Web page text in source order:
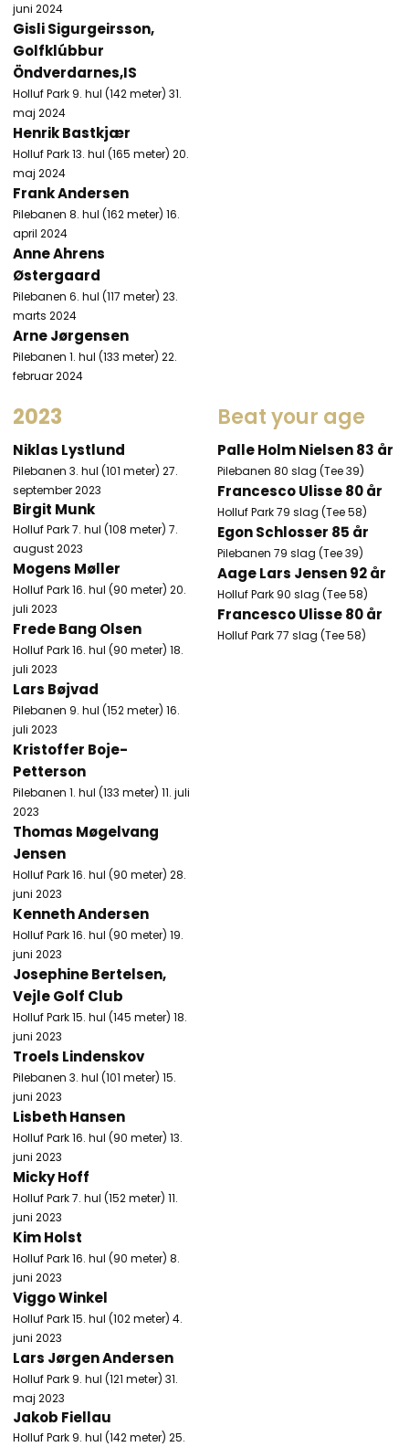
juni 2024
Gisli Sigurgeirsson,
Golfklúbbur
Öndverdarnes,IS
Holluf Park 9. hul (142 meter) 31.
maj 2024
Henrik Bastkjær
Holluf Park 13. hul (165 meter) 20.
maj 2024
Frank Andersen
Pilebanen 8. hul (162 meter) 16.
april 2024​
Anne Ahrens
Østergaard
Pilebanen 6. hul (117 meter) 23.
marts 2024
Arne Jørgensen
Pilebanen 1. hul (133 meter) 22.
februar 2024
​2023
Niklas Lystlund
Pilebanen 3. hul (101 meter) 27.
september 2023
Birgit Munk
Holluf Park 7. hul (108 meter) 7.
august 2023
Mogens Møller
Holluf Park 16. hul (90 meter) 20.
juli 2023
Frede Bang Olsen
Holluf Park 16. hul (90 meter) 18.
juli 2023
Lars Bøjvad
Pilebanen 9. hul (152 meter) 16.
juli 2023​
Kristoffer Boje-
Petterson
Pilebanen 1. hul (133 meter) 11. juli
2023​
Thomas Møgelvang
Jensen
Holluf Park 16. hul (90 meter) 28.
juni 2023​
Kenneth Andersen
Holluf Park 16. hul (90 meter) 19.
juni 2023​
Josephine Bertelsen,
Vejle Golf Club
Holluf Park 15. hul (145 meter) 18.
juni 2023
Troels Lindenskov
Pilebanen 3. hul (101 meter) 15.
juni 2023
Lisbeth Hansen
Holluf Park 16. hul (90 meter) 13.
juni 2023
Micky Hoff
Holluf Park 7. hul (152 meter) 11.
juni 2023
Kim Holst
Holluf Park 16. hul (90 meter) 8.
juni 2023​
Viggo Winkel
Holluf Park 15. hul (102 meter) 4.
juni 2023​
Lars Jørgen Andersen
Holluf Park 9. hul (121 meter) 31.
maj 2023
Jakob Fiellau
Holluf Park 9. hul (142 meter) 25.
Beat your age​
Palle Holm Nielsen 83 år
Pilebanen 80 slag (Tee 39)​
Francesco Ulisse 80 år
Holluf Park 79 slag (Tee 58)
Egon Schlosser 85 år
Pilebanen 79 slag (Tee 39)
Aage Lars Jensen 92 år
Holluf Park 90 slag (Tee 58)
Francesco Ulisse 80 år
Holluf Park 77 slag (Tee 58)